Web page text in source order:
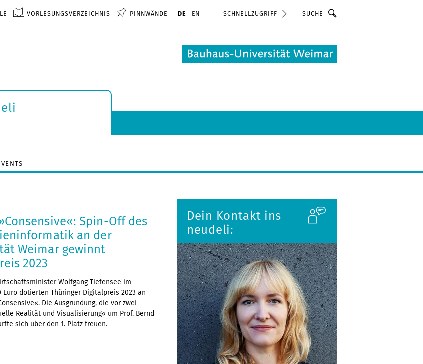
VORLESUNGSVERZEICHNIS PINNWÄNDE DE EN SCHNELLZUGRIFF Suche
Spin-Off des
an der
Weimar gewinnt
2023
Wolfgang Tiefensee im
Euro dotierten Thüringer Digitalpreis 2023 an
Die Ausgründung, die vor zwei
Realität und Visualisierung« um Prof. Bernd
sich über den 1. Platz freuen.
Dein Kontakt ins
neudeli: